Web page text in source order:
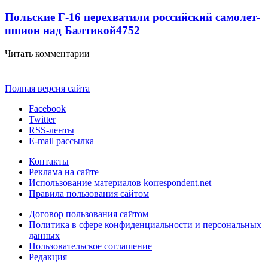
Польские F-16 перехватили российский самолет-
шпион над Балтикой4752
Читать комментарии
Полная версия сайта
Facebook
Twitter
RSS-ленты
E-mail рассылка
Контакты
Реклама на сайте
Использование материалов korrespondent.net
Правила пользования сайтом
Договор пользования сайтом
Политика в сфере конфиденциальности и персональных
данных
Пользовательское соглашение
Редакция